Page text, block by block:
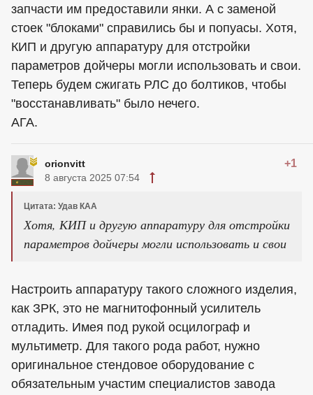
запчасти им предоставили янки. А с заменой
стоек "блоками" справились бы и попуасы. Хотя,
КИП и другую аппаратуру для отстройки
параметров дойчеры могли использовать и свои.
Теперь будем сжигать РЛС до болтиков, чтобы
"восстанавливать" было нечего.
АГА.
orionvitt +1
8 августа 2025 07:54
Цитата: Удав КАА
Хотя, КИП и другую аппаратуру для отстройки
параметров дойчеры могли использовать и свои
Настроить аппаратуру такого сложного изделия,
как ЗРК, это не магнитофонный усилитель
отладить. Имея под рукой осцилограф и
мультиметр. Для такого рода работ, нужно
оригинальное стендовое оборудование с
обязательным участим специалистов завода